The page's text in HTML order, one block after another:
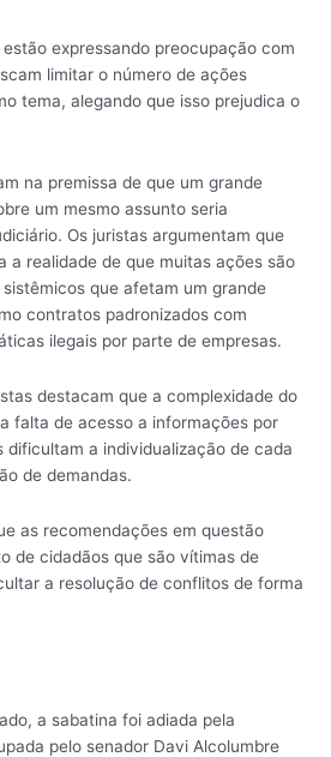
expressando preocupação com
limitar o número de ações
tema, alegando que isso prejudica o
na premissa de que um grande
um mesmo assunto seria
Os juristas argumentam que
a realidade de que muitas ações são
que afetam um grande
contratos padronizados com
ilegais por parte de empresas.
destacam que a complexidade do
falta de acesso a informações por
dificultam a individualização de cada
de demandas.
as recomendações em questão
de cidadãos que são vítimas de
a resolução de conflitos de forma
a sabatina foi adiada pela
pelo senador Davi Alcolumbre